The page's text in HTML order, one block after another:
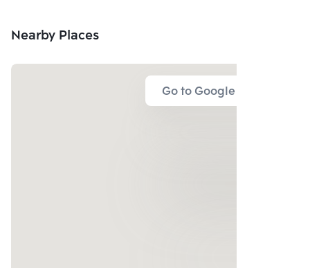
Nearby Places
Go to Google Map